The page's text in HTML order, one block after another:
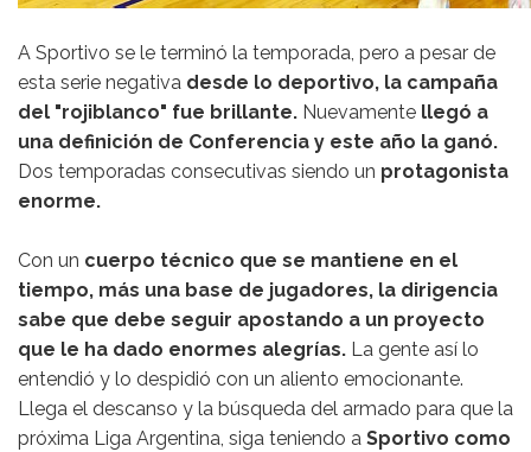
A Sportivo se le terminó la temporada, pero a pesar de
esta serie negativa desde lo deportivo, la campaña
del "rojiblanco" fue brillante. Nuevamente llegó a
una definición de Conferencia y este año la ganó.
Dos temporadas consecutivas siendo un protagonista
enorme.
Con un cuerpo técnico que se mantiene en el
tiempo, más una base de jugadores, la dirigencia
sabe que debe seguir apostando a un proyecto
que le ha dado enormes alegrías. La gente así lo
entendió y lo despidió con un aliento emocionante.
Llega el descanso y la búsqueda del armado para que la
próxima Liga Argentina, siga teniendo a Sportivo como